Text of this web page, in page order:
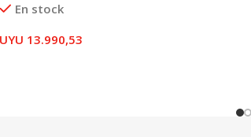
En stock
UYU 13.990,53